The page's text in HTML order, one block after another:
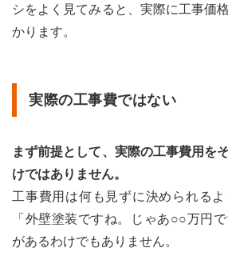
シをよく見てみると、実際に工事価
かります。
実際の工事費ではない
まず前提として、実際の工事費用を
けではありません。
工事費用は何も見ずに決められるよ
「外壁塗装ですね。じゃあ○○万円
があるわけでもありません。